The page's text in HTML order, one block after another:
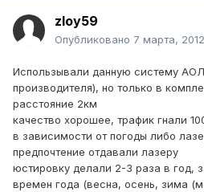
zloy59
Опубликовано 7 марта, 2012
Использывали данную систему
производителя), но только в
расстояние 2км
качество хорошее, трафик гнали
в зависимости от погоды либо
предпочтение отдавали лазеру
юстировку делали 2-3 раза в год,
времен года (весна, осень, зима